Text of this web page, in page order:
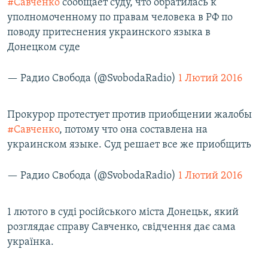
#Савченко сообщает суду, что обратилась к
уполномоченному по правам человека в РФ по
поводу притеснения украинского языка в
Донецком суде
— Радио Свобода (@SvobodaRadio) 1 Лютий 2016
Прокурор протестует против приобщении жалобы
#Савченко, потому что она составлена на
украинском языке. Суд решает все же приобщить
— Радио Свобода (@SvobodaRadio) 1 Лютий 2016
1 лютого в суді російського міста Донецьк, який
розглядає справу Савченко, свідчення дає сама
українка.